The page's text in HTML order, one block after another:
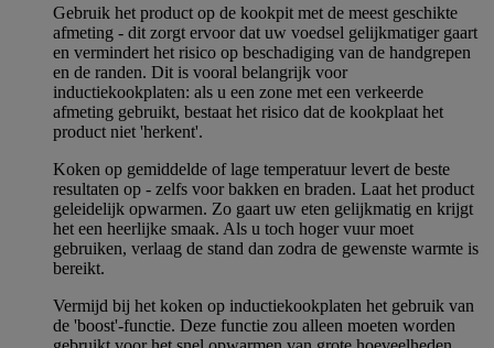
Gebruik het product op de kookpit met de meest geschikte
afmeting - dit zorgt ervoor dat uw voedsel gelijkmatiger gaart
en vermindert het risico op beschadiging van de handgrepen
en de randen. Dit is vooral belangrijk voor
inductiekookplaten: als u een zone met een verkeerde
afmeting gebruikt, bestaat het risico dat de kookplaat het
product niet 'herkent'.
Koken op gemiddelde of lage temperatuur levert de beste
resultaten op - zelfs voor bakken en braden. Laat het product
geleidelijk opwarmen. Zo gaart uw eten gelijkmatig en krijgt
het een heerlijke smaak. Als u toch hoger vuur moet
gebruiken, verlaag de stand dan zodra de gewenste warmte is
bereikt.
Vermijd bij het koken op inductiekookplaten het gebruik van
de 'boost'-functie. Deze functie zou alleen moeten worden